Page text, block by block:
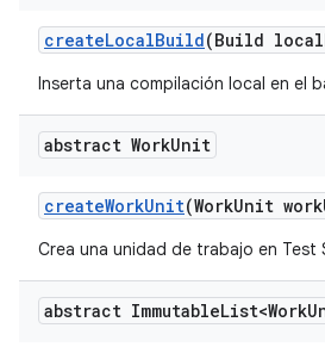
createLocalBuild(Build local
Inserta una compilación local en el
abstract WorkUnit
createWorkUnit(WorkUnit work
Crea una unidad de trabajo en Test
abstract ImmutableList<Work